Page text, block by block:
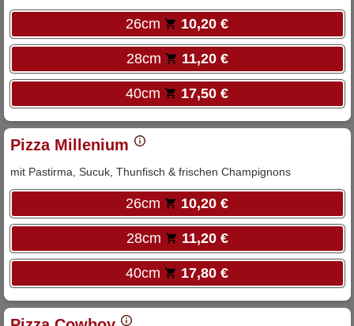
26cm 10,20 €
28cm 11,20 €
40cm 17,50 €
Pizza Millenium
mit Pastirma, Sucuk, Thunfisch & frischen Champignons
26cm 10,20 €
28cm 11,20 €
40cm 17,80 €